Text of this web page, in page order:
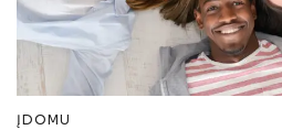
ĮDOMU